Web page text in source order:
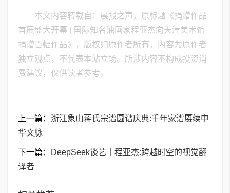
本文内容转载自：晨报之声，原标题《捐赠作品
首展盛大开幕 | 国际知名油画家程亚杰向天津美术馆
捐赠百幅作品》，版权归原作者所有，内容为原作者
独立观点，不代表本站立场。所涉内容不构成投资消
费建议，仅供读者参考。
上一篇： 浙江象山蒋氏宗谱圆谱庆典:千年家谱赓续中
华文脉
下一篇：
DeepSeek谈艺丨程亚杰:跨越时空的视觉翻
译者